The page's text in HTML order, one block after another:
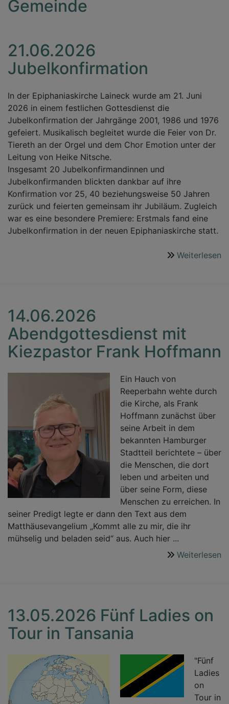
Gemeinde
21.06.2026
Jubelkonfirmation
In der Epiphaniaskirche Laineck wurde am 21. Juni
2026 in einem festlichen Gottesdienst die
Jubelkonfirmation der Jahrgänge 2001, 1986 und 1976
gefeiert. Musikalisch begleitet wurde die Feier von Dr.
Tiereth an der Orgel und dem Chor Emotion unter der
Leitung von Heike Nitsche.
Insgesamt 20 Jubelkonfirmandinnen und
Jubelkonfirmanden blickten dankbar auf ihre
Konfirmation vor 25, 40 beziehungsweise 50 Jahren
zurück und feierten gemeinsam ihr Jubiläum. Zugleich
war es eine besondere Premiere: Erstmals fand eine
Jubelkonfirmation in der neuen Epiphaniaskirche statt.
Weiterlesen
14.06.2026
Abendgottesdienst mit
Kiezpastor Frank Hoffmann
Ein Hauch von
Reeperbahn wehte durch
die Kirche, als Frank
Hoffmann zunächst über
seine Arbeit in dem
bekannten Hamburger
Stadtteil berichtete – über
die Menschen, die dort
leben und arbeiten und
über seine Form, diese
Menschen zu erreichen. In
seiner Predigt legte er dann den Text aus dem
Matthäusevangelium „Kommt alle zu mir, die ihr
mühselig und beladen seid“ aus. Auch hier ...
Weiterlesen
13.05.2026 Fünf Ladies on
Tour in Tansania
"Fünf
Ladies
on
Tour in